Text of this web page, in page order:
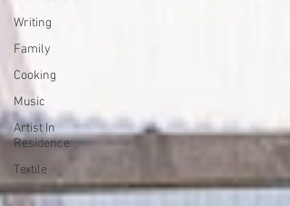
Writing
Family
Cooking
Music
Artist In
Residence
Textile